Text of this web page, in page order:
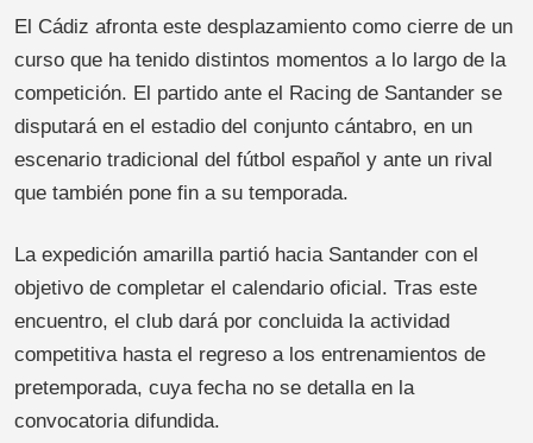
El Cádiz afronta este desplazamiento como cierre de un
curso que ha tenido distintos momentos a lo largo de la
competición. El partido ante el Racing de Santander se
disputará en el estadio del conjunto cántabro, en un
escenario tradicional del fútbol español y ante un rival
que también pone fin a su temporada.
La expedición amarilla partió hacia Santander con el
objetivo de completar el calendario oficial. Tras este
encuentro, el club dará por concluida la actividad
competitiva hasta el regreso a los entrenamientos de
pretemporada, cuya fecha no se detalla en la
convocatoria difundida.